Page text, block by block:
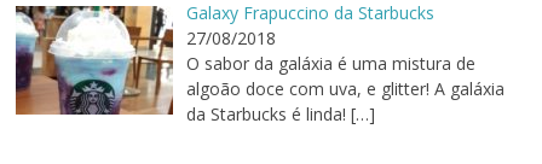
Galaxy Frapuccino da Starbucks
27/08/2018
O sabor da galáxia é uma mistura de
algoão doce com uva, e glitter! A galáxia
da Starbucks é linda! […]